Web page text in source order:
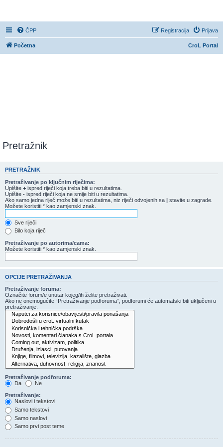
ČPP Prijava
Registracija
CroL Portal
Početna
Pretražnik
PRETRAŽNIK
Pretraživanje po ključnim riječima:
Upišite + ispred riječi koja treba biti u rezultatima.
Upišite - ispred riječi koja ne smije biti u rezultatima.
Ako samo jedna riječ može biti u rezultatima, niz riječi odvojenih sa | stavite u zagrade.
Možete koristiti * kao zamjenski znak.
Sve riječi
Bilo koja riječ
Pretraživanje po autorima/cama:
Možete koristiti * kao zamjenski znak.
OPCIJE PRETRAŽIVANJA
Pretraživanje foruma:
Označite forum/e unutar kojeg/ih želite pretraživati.
Ako ne onemogućite “Pretraživanje podforuma”, podforumi će automatski biti uključeni u
pretraživanje.
Pretraživanje podforuma:
Da
Ne
Pretraživanje:
Naslovi i tekstovi
Samo tekstovi
Samo naslovi
Samo prvi post teme